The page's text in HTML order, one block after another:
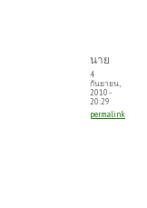
นาย
4
กันยายน,
2010 -
20:29
permalink